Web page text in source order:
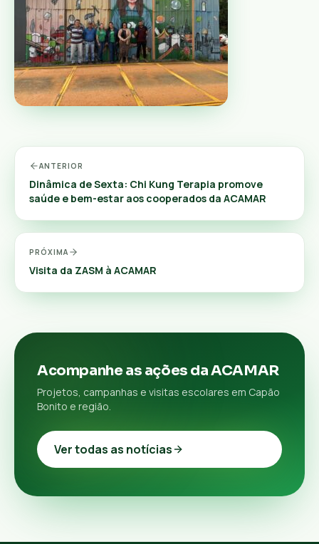
ANTERIOR
Dinâmica de Sexta: Chi Kung Terapia promove
saúde e bem-estar aos cooperados da ACAMAR
PRÓXIMA
Visita da ZASM à ACAMAR
Acompanhe as ações da ACAMAR
Projetos, campanhas e visitas escolares em Capão
Bonito e região.
Ver todas as notícias